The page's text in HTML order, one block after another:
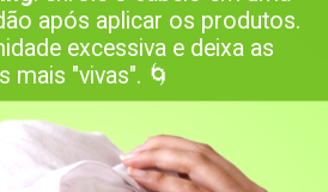
após aplicar os produtos.
excessiva e deixa as
mais "vivas". 🌀